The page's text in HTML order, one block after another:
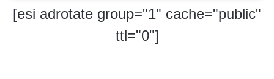
[esi adrotate group="1" cache="public"
ttl="0"]